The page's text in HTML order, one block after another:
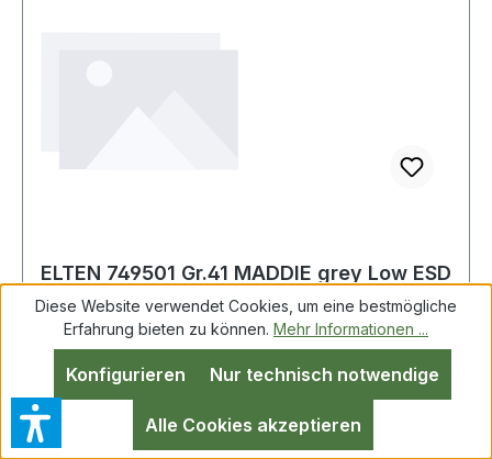
ELTEN 749501 Gr.41 MADDIE grey Low ESD
S1P Sicherheitshalbschuh
ELTEN 749501-41 MADDIE grey Low ESD S1P
Größe
41SicherheitshalbschuhSicherheitshalbschuh,
Diese Website verwendet Cookies, um eine bestmögliche
Erfahrung bieten zu können. Mehr Informationen ...
Nur technisch notwendige
Konfigurieren
Alle Cookies akzeptieren